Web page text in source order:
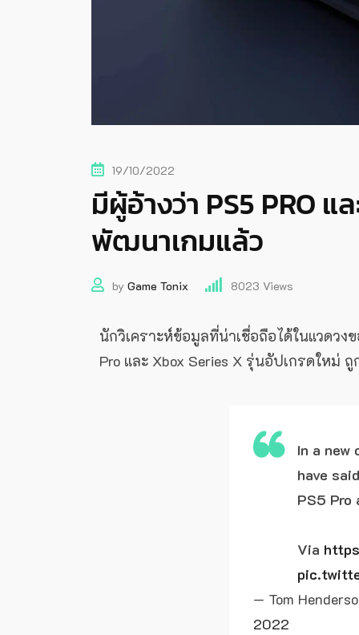
19/10/2022
มีผู้อ้างว่า PS5 PRO แ
พัฒนาเกมแล้ว
by Game Tonix 8023 Views
นักวิเคราะห์ข้อมูลที่น่าเชื่อถือได้ในแวดวง
Pro และ Xbox Series X รุ่นอัปเกรดใหม่
In a new
have
PS5
Via
— Tom
2022